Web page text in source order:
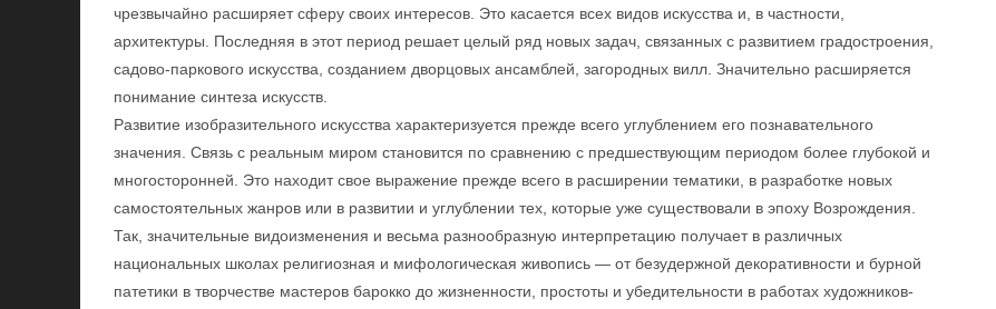
чрезвычайно расширяет сферу своих интересов. Это касается всех видов искусства и, в частности,
архитектуры. Последняя в этот период решает целый ряд новых задач, связанных с развитием градостроения,
садово-паркового искусства, созданием дворцовых ансамблей, загородных вилл. Значительно расширяется
понимание синтеза искусств.
Развитие изобразительного искусства характеризуется прежде всего углублением его познавательного
значения. Связь с реальным миром становится по сравнению с предшествующим периодом более глубокой и
многосторонней. Это находит свое выражение прежде всего в расширении тематики, в разработке новых
самостоятельных жанров или в развитии и углублении тех, которые уже существовали в эпоху Возрождения.
Так, значительные видоизменения и весьма разнообразную интерпретацию получает в различных
национальных школах религиозная и мифологическая живопись — от безудержной декоративности и бурной
патетики в творчестве мастеров барокко до жизненности, простоты и убедительности в работах художников-